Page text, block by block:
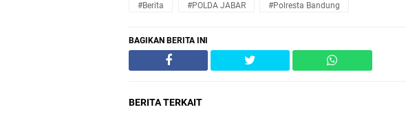
#Berita #POLDA JABAR #Polresta Bandung
BAGIKAN BERITA INI
BERITA TERKAIT